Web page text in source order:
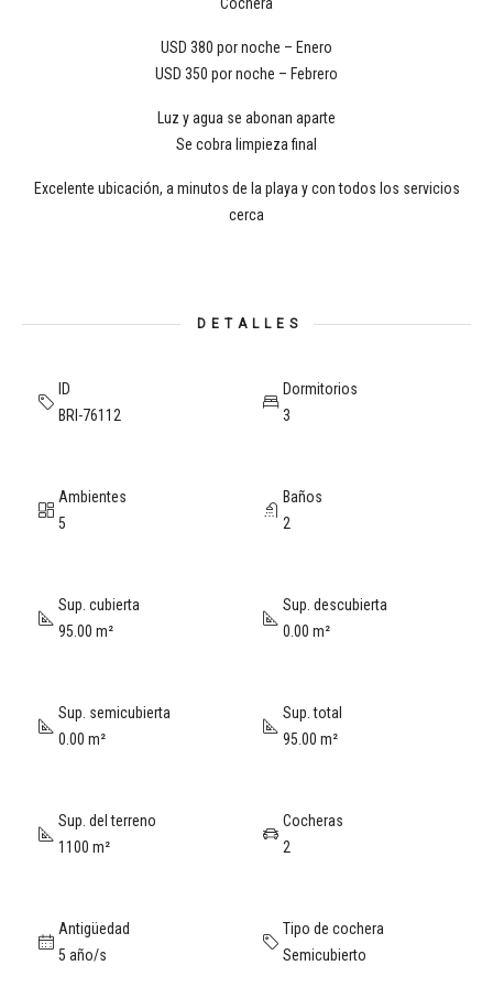
USD 380 por noche – Enero
USD 350 por noche – Febrero
Luz y agua se abonan aparte
Se cobra limpieza final
Excelente ubicación, a minutos de la playa y con todos los servicios
cerca
DETALLES
ID
BRI-76112
Dormitorios
3
Ambientes
5
Baños
2
Sup. cubierta
95.00 m²
Sup. descubierta
0.00 m²
Sup. semicubierta
0.00 m²
Sup. total
95.00 m²
Sup. del terreno
1100 m²
Cocheras
2
Antigüedad
5 año/s
Tipo de cochera
Semicubierto